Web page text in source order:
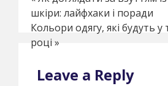
шкіри: лайфхаки і поради
Кольори одягу, які будуть у
році »
Leave a Reply